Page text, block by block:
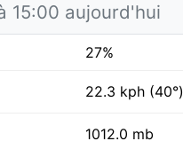
15:00 aujourd'hui
27%
22.3 kph (40°)
1012.0 mb